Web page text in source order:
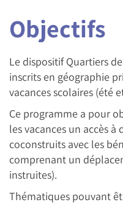
Objectifs
Le dispositif Quartiers
inscrits en géographie
vacances scolaires (été
Ce programme a pour
les vacances un accès
coconstruits avec les
comprenant un
instruites).
Thématiques pouvant